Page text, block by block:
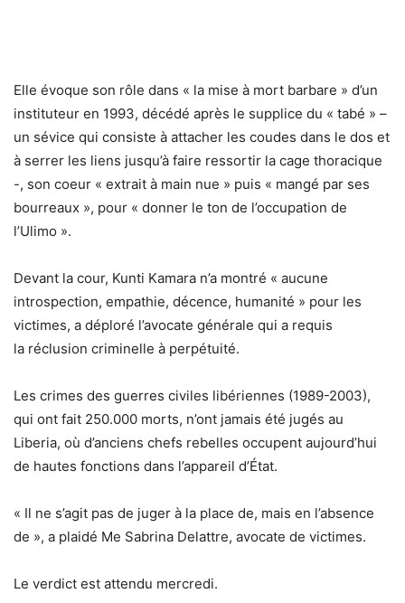
Elle évoque son rôle dans « la mise à mort barbare » d’un
instituteur en 1993, décédé après le supplice du « tabé » –
un sévice qui consiste à attacher les coudes dans le dos et
à serrer les liens jusqu’à faire ressortir la cage thoracique
-, son coeur « extrait à main nue » puis « mangé par ses
bourreaux », pour « donner le ton de l’occupation de
l’Ulimo ».
Devant la cour, Kunti Kamara n’a montré « aucune
introspection, empathie, décence, humanité » pour les
victimes, a déploré l’avocate générale qui a requis
la réclusion criminelle à perpétuité.
Les crimes des guerres civiles libériennes (1989-2003),
qui ont fait 250.000 morts, n’ont jamais été jugés au
Liberia, où d’anciens chefs rebelles occupent aujourd’hui
de hautes fonctions dans l’appareil d’État.
« Il ne s’agit pas de juger à la place de, mais en l’absence
de », a plaidé Me Sabrina Delattre, avocate de victimes.
Le verdict est attendu mercredi.